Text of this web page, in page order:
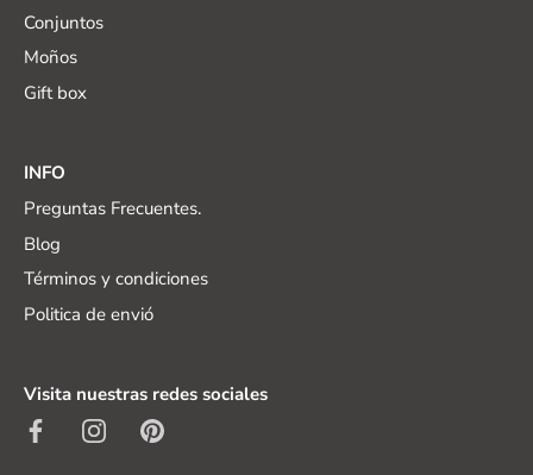
Conjuntos
Moños
Gift box
INFO
Preguntas Frecuentes.
Blog
Términos y condiciones
Politica de envió
Visita nuestras redes sociales